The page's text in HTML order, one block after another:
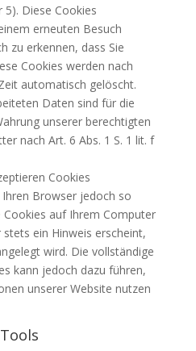
5). Diese Cookies
erneuten Besuch
zu erkennen, dass Sie
Cookies werden nach
automatisch gelöscht.
Daten sind für die
unserer berechtigten
nach Art. 6 Abs. 1 S. 1 lit. f
Cookies
Browser jedoch so
auf Ihrem Computer
ein Hinweis erscheint,
wird. Die vollständige
kann jedoch dazu führen,
unserer Website nutzen